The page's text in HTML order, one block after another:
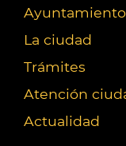
Ayuntamiento
La ciudad
Trámites
Atención
Actualidad